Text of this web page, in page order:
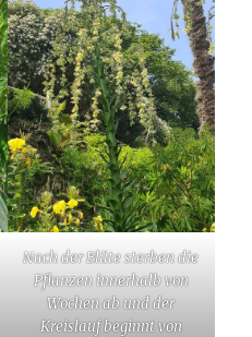
Nach der Blüte sterben die
Pflanzen innerhalb von
Wochen ab und der
Kreislauf beginnt von